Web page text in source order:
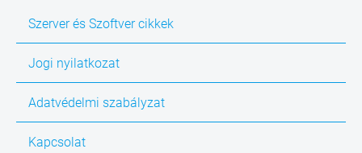
Szerver és Szoftver cikkek
Jogi nyilatkozat
Adatvédelmi szabályzat
Kapcsolat